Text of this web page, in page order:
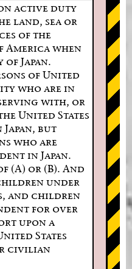
active duty
land, sea or
of the
America when
Japan.
of United
who are in
with, or
United States
but
who are
in Japan.
(A) or (B). And
under
and children
for over
upon a
States
civilian